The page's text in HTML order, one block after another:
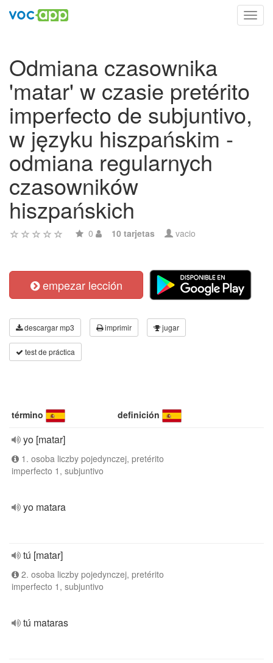
Odmiana czasownika
'matar' w czasie pretérito
imperfecto de subjuntivo,
w języku hiszpańskim -
odmiana regularnych
czasowników
hiszpańskich
0 10 tarjetas vacio
empezar lección
descargar mp3 imprimir jugar
test de práctica
término definición
yo [matar]
1. osoba liczby pojedynczej, pretérito
imperfecto 1, subjuntivo
yo matara
tú [matar]
2. osoba liczby pojedynczej, pretérito
imperfecto 1, subjuntivo
tú mataras